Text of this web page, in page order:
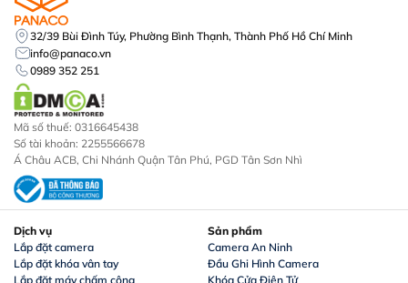
Dịch vụ
Lắp đặt camera
Lắp đặt khóa vân tay
Lắp đặt máy chấm công
Sản phẩm
Camera An Ninh
Đầu Ghi Hình Camera
Khóa Cửa Điện Tử
32/39 Bùi Đình Túy, Phường Bình Thạnh, Thành Phố Hồ Chí Minh
info@panaco.vn
0989 352 251
Mã số thuế: 0316645438
Số tài khoản: 2255566678
Á Châu ACB, Chi Nhánh Quận Tân Phú, PGD Tân Sơn Nhì